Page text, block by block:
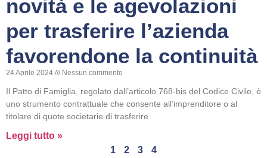
novità e le agevolazioni
per trasferire l’azienda
favorendone la continuità
24 Aprile 2024 Nessun commento
Il Patto di Famiglia, regolato dall’articolo 768-bis del Codice Civile, è
uno strumento contrattuale che consente all’imprenditore o al
titolare di quote societarie di trasferire
Leggi tutto »
1
2 3 4